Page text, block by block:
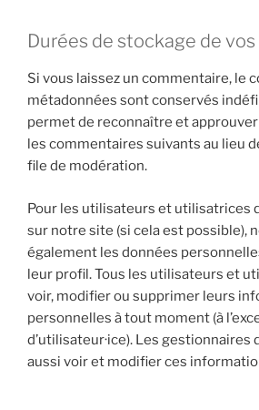
Durées de stockage de
Si vous laissez un commentaire, le
métadonnées sont conservés
permet de reconnaître et
les commentaires suivants au lieu
file de modération.
Pour les utilisateurs et utilisatrices
sur notre site (si cela est possible),
également les données
leur profil. Tous les utilisateurs et
voir, modifier ou supprimer leurs
personnelles à tout moment (à
d’utilisateur·ice). Les gestionnaires
aussi voir et modifier ces